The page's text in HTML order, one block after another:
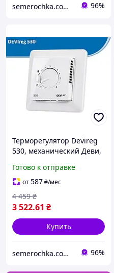
semerochka.com.ua 96%
Терморегулятор Devireg
530, механический Деви,
теплого пола 140F1030
Готово к отправке
от587₴/мес
3 522.61 ₴
4 459 ₴
Купить
semerochka.com.ua 96%